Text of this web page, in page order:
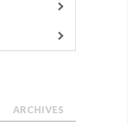
ARCHIVES